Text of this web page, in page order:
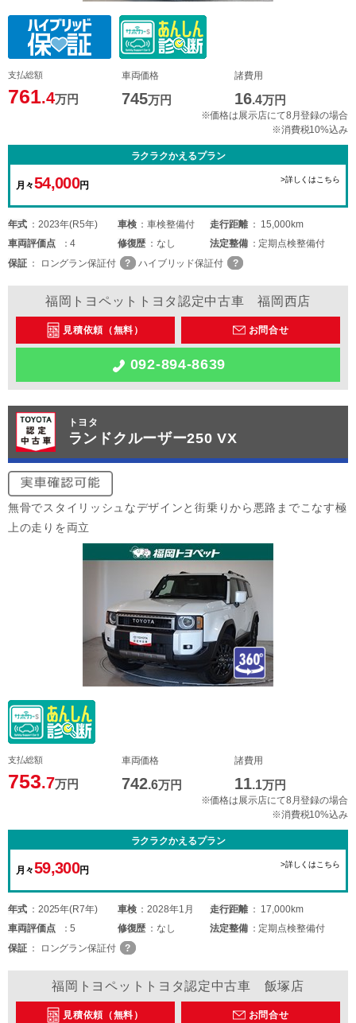
支払総額
761.4万円
車両価格
745万円
諸費用
16.4万円
※価格は展示店にて8月登録の場合
※消費税10%込み
ラクラクかえるプラン
月々54,000円
>詳しくはこちら
年式 2023年(R5年) 車検 車検整備付 走行距離
15,000km
車両評価点 4 修復歴 なし 法定整備
定期点検整備付
保証
ロングラン保証付 ハイブリッド保証付
福岡トヨペットトヨタ認定中古車 福岡西店
見積依頼（無料） お問合せ
092-894-8639
トヨタ
ランドクルーザー250 VX
無骨でスタイリッシュなデザインと街乗りから悪路までこなす極
上の走りを両立
支払総額
753.7万円
車両価格
742.6万円
諸費用
11.1万円
※価格は展示店にて8月登録の場合
※消費税10%込み
ラクラクかえるプラン
月々59,300円
>詳しくはこちら
年式 2025年(R7年) 車検 2028年1月 走行距離
17,000km
車両評価点 5 修復歴 なし 法定整備
定期点検整備付
保証
ロングラン保証付
福岡トヨペットトヨタ認定中古車 飯塚店
見積依頼（無料） お問合せ